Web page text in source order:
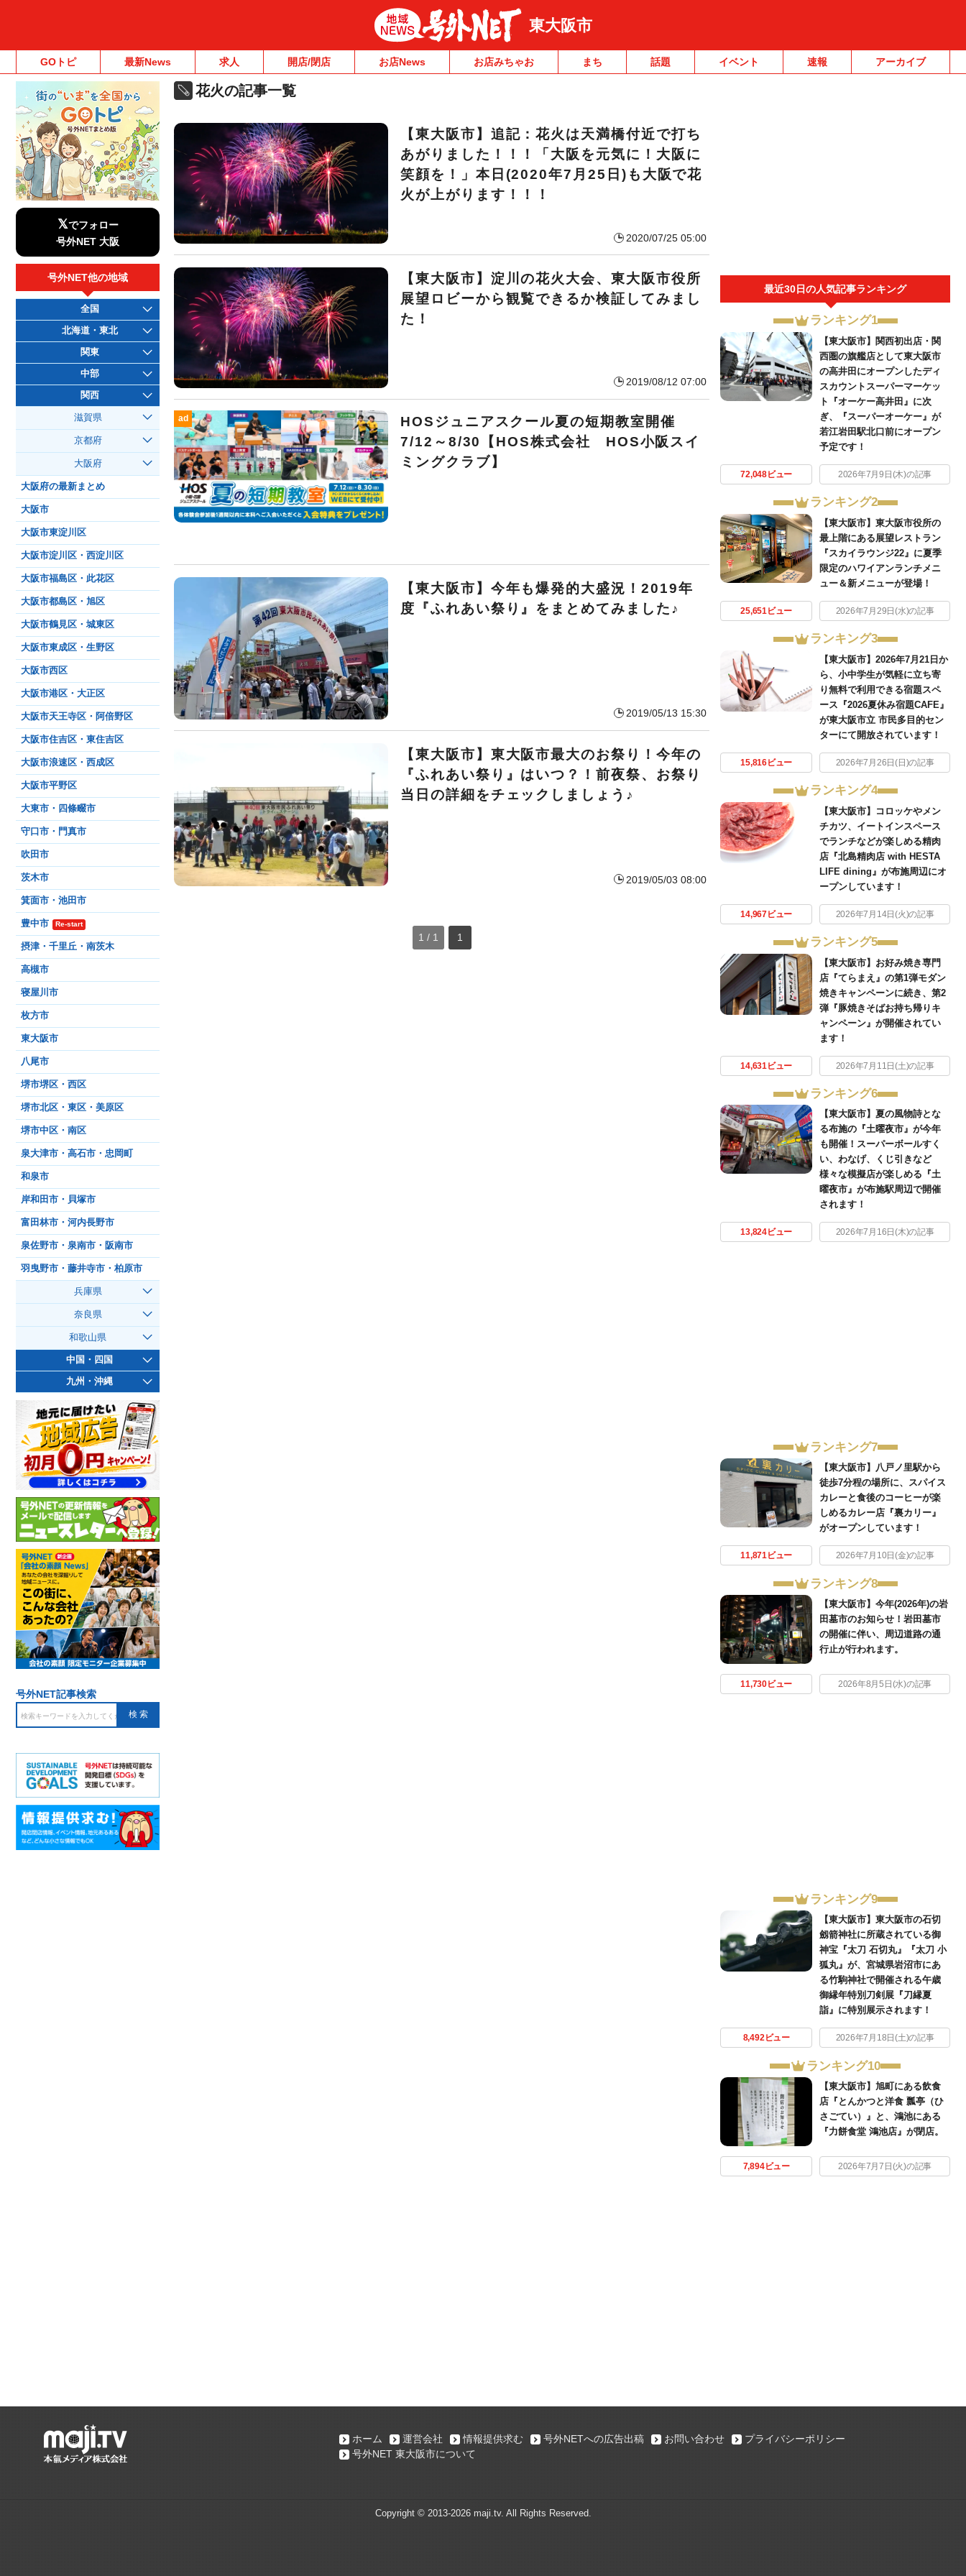
東大阪市
GOトピ 最新News 求人 開店/閉店 お店News お店みちゃお まち 話題 イベント 速報 アーカイブ
花火の記事一覧
【東大阪市】追記：花火は天満橋付近で打ち
あがりました！！！「大阪を元気に！大阪に
笑顔を！」本日(2020年7月25日)も大阪で花
火が上がります！！！
2020/07/25 05:00
【東大阪市】淀川の花火大会、東大阪市役所
展望ロビーから観覧できるか検証してみまし
た！
2019/08/12 07:00
ad
HOSジュニアスクール夏の短期教室開催
7/12～8/30【HOS株式会社 HOS小阪スイ
ミングクラブ】
【東大阪市】今年も爆発的大盛況！2019年
度『ふれあい祭り』をまとめてみました♪
2019/05/13 15:30
【東大阪市】東大阪市最大のお祭り！今年の
『ふれあい祭り』はいつ？！前夜祭、お祭り
当日の詳細をチェックしましょう♪
2019/05/03 08:00
1 / 1 1
最近30日の人気記事ランキング
ランキング1
【東大阪市】関西初出店・関
西圏の旗艦店として東大阪市
の高井田にオープンしたディ
スカウントスーパーマーケッ
ト『オーケー高井田』に次
ぎ、『スーパーオーケー』が
若江岩田駅北口前にオープン
予定です！
72,048ビュー 2026年7月9日(木)の記事
ランキング2
【東大阪市】東大阪市役所の
最上階にある展望レストラン
『スカイラウンジ22』に夏季
限定のハワイアンランチメニ
ュー＆新メニューが登場！
25,651ビュー 2026年7月29日(水)の記事
ランキング3
【東大阪市】2026年7月21日か
ら、小中学生が気軽に立ち寄
り無料で利用できる宿題スペ
ース『2026夏休み宿題CAFE』
が東大阪市立 市民多目的セン
ターにて開放されています！
15,816ビュー 2026年7月26日(日)の記事
ランキング4
【東大阪市】コロッケやメン
チカツ、イートインスペース
でランチなどが楽しめる精肉
店『北島精肉店 with HESTA
LIFE dining』が布施周辺にオ
ープンしています！
14,967ビュー 2026年7月14日(火)の記事
ランキング5
【東大阪市】お好み焼き専門
店『てらまえ』の第1弾モダン
焼きキャンペーンに続き、第2
弾『豚焼きそばお持ち帰りキ
ャンペーン』が開催されてい
ます！
14,631ビュー 2026年7月11日(土)の記事
ランキング6
【東大阪市】夏の風物詩とな
る布施の『土曜夜市』が今年
も開催！スーパーボールすく
い、わなげ、くじ引きなど
様々な模擬店が楽しめる『土
曜夜市』が布施駅周辺で開催
されます！
13,824ビュー 2026年7月16日(木)の記事
ランキング7
【東大阪市】八戸ノ里駅から
徒歩7分程の場所に、スパイス
カレーと食後のコーヒーが楽
しめるカレー店『裏カリー』
がオープンしています！
11,871ビュー 2026年7月10日(金)の記事
ランキング8
【東大阪市】今年(2026年)の岩
田墓市のお知らせ！岩田墓市
の開催に伴い、周辺道路の通
行止が行われます。
11,730ビュー 2026年8月5日(水)の記事
ランキング9
【東大阪市】東大阪市の石切
劔箭神社に所蔵されている御
神宝『太刀 石切丸』『太刀 小
狐丸』が、宮城県岩沼市にあ
る竹駒神社で開催される午歳
御縁年特別刀剣展『刀縁夏
詣』に特別展示されます！
8,492ビュー 2026年7月18日(土)の記事
ランキング10
【東大阪市】旭町にある飲食
店『とんかつと洋食 瓢亭（ひ
さごてい）』と、鴻池にある
『力餅食堂 鴻池店』が閉店。
7,894ビュー 2026年7月7日(火)の記事
𝕏でフォロー
号外NET 大阪
号外NET他の地域
全国
北海道・東北
関東
中部
関西
滋賀県
京都府
大阪府
大阪府の最新まとめ
大阪市
大阪市東淀川区
大阪市淀川区・西淀川区
大阪市福島区・此花区
大阪市都島区・旭区
大阪市鶴見区・城東区
大阪市東成区・生野区
大阪市西区
大阪市港区・大正区
大阪市天王寺区・阿倍野区
大阪市住吉区・東住吉区
大阪市浪速区・西成区
大阪市平野区
大東市・四條畷市
守口市・門真市
吹田市
茨木市
箕面市・池田市
豊中市 Re-start
摂津・千里丘・南茨木
高槻市
寝屋川市
枚方市
東大阪市
八尾市
堺市堺区・西区
堺市北区・東区・美原区
堺市中区・南区
泉大津市・高石市・忠岡町
和泉市
岸和田市・貝塚市
富田林市・河内長野市
泉佐野市・泉南市・阪南市
羽曳野市・藤井寺市・柏原市
兵庫県
奈良県
和歌山県
中国・四国
九州・沖縄
号外NET記事検索
ホーム 運営会社 情報提供求む 号外NETへの広告出稿 お問い合わせ
プライバシーポリシー
号外NET 東大阪市について
Copyright © 2013-2026 maji.tv. All Rights Reserved.